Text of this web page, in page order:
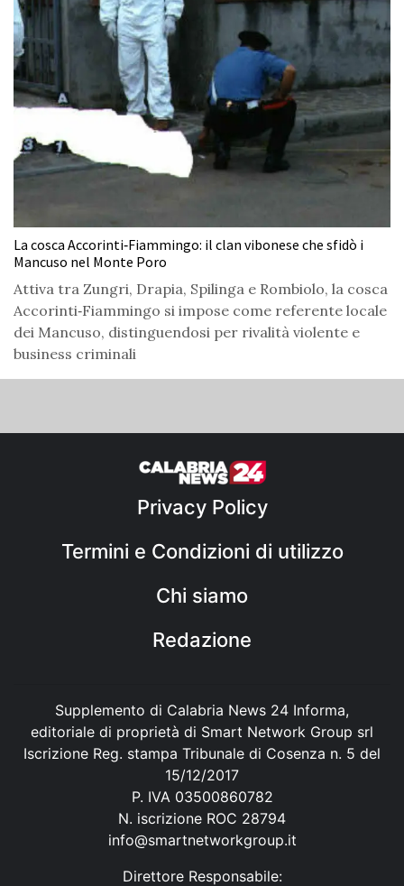
La cosca Accorinti‑Fiammingo: il clan vibonese che sfidò i
Mancuso nel Monte Poro
Attiva tra Zungri, Drapia, Spilinga e Rombiolo, la cosca
Accorinti‑Fiammingo si impose come referente locale
dei Mancuso, distinguendosi per rivalità violente e
business criminali
Privacy Policy
Termini e Condizioni di utilizzo
Chi siamo
Redazione
Supplemento di Calabria News 24 Informa,
editoriale di proprietà di Smart Network Group srl
Iscrizione Reg. stampa Tribunale di Cosenza n. 5 del
15/12/2017
P. IVA 03500860782
N. iscrizione ROC 28794
info@smartnetworkgroup.it
Direttore Responsabile: